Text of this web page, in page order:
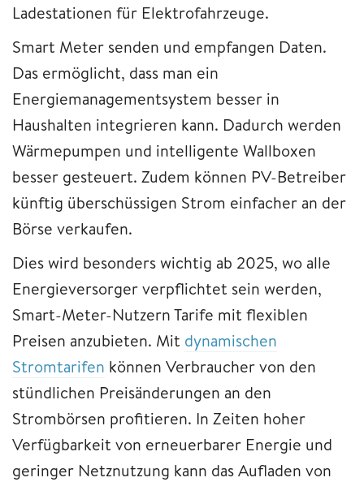
Ladestationen für Elektrofahrzeuge.
Smart Meter senden und empfangen Daten.
Das ermöglicht, dass man ein
Energiemanagementsystem besser in
Haushalten integrieren kann. Dadurch werden
Wärmepumpen und intelligente Wallboxen
besser gesteuert. Zudem können PV-Betreiber
künftig überschüssigen Strom einfacher an der
Börse verkaufen.
Dies wird besonders wichtig ab 2025, wo alle
Energieversorger verpflichtet sein werden,
Smart-Meter-Nutzern Tarife mit flexiblen
Preisen anzubieten. Mit dynamischen
Stromtarifen können Verbraucher von den
stündlichen Preisänderungen an den
Strombörsen profitieren. In Zeiten hoher
Verfügbarkeit von erneuerbarer Energie und
geringer Netznutzung kann das Aufladen von